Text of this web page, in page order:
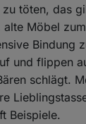
töten, das
alte Möbel
Bindung
und flippen
schlägt.
Beispiele.